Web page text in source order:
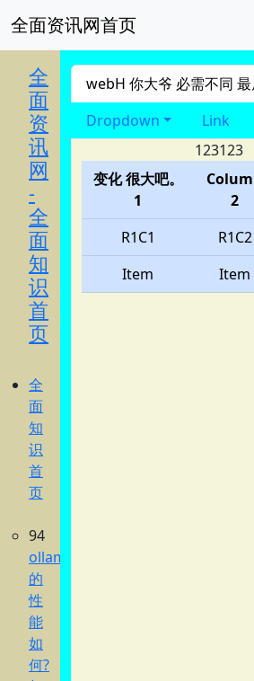
全面资讯网首页
全
面
资
讯
网
-
全
面
知
识
首
页
全
面
知
识
首
页
94
ollama
的
性
能
如
何?
webH 你大爷 必需不同 最
Dropdown
Link
123123
变化 很大吧。
1
2
R1C1
R1C2
Item
Item